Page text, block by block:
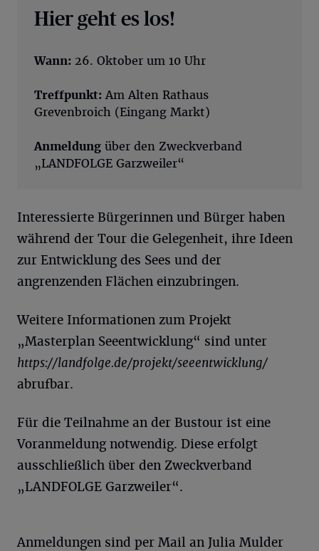
Hier geht es los!
Wann: 26. Oktober um 10 Uhr
Treffpunkt: Am Alten Rathaus
Grevenbroich (Eingang Markt)
Anmeldung über den Zweckverband
„LANDFOLGE Garzweiler“
Interessierte Bürgerinnen und Bürger haben
während der Tour die Gelegenheit, ihre Ideen
zur Entwicklung des Sees und der
angrenzenden Flächen einzubringen.
Weitere Informationen zum Projekt
„Masterplan Seeentwicklung“ sind unter
https://landfolge.de/projekt/seeentwicklung/
abrufbar.
Für die Teilnahme an der Bustour ist eine
Voranmeldung notwendig. Diese erfolgt
ausschließlich über den Zweckverband
„LANDFOLGE Garzweiler“.
Anmeldungen sind per Mail an Julia Mulder